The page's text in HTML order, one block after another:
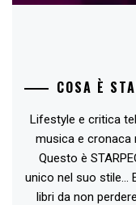
COSA È
Lifestyle e critica
musica e cronaca
Questo è
unico nel suo stile...
libri da non